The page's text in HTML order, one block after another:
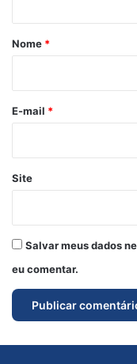
r
*
Nome *
E-mail *
Site
Salvar meus dados
eu comentar.